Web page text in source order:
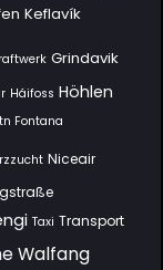
Keflavík
Grindavik
Háifoss Höhlen
Fontana
Niceair
Taxi Transport
Walfang